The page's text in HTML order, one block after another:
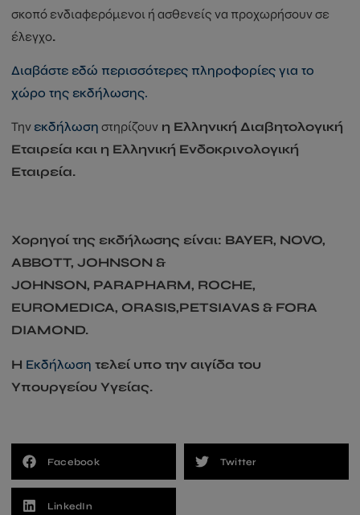
σκοπό ενδιαφερόμενοι ή ασθενείς να προχωρήσουν σε
έλεγχο.
Διαβάστε εδώ περισσότερες πληροφορίες για το
χώρο της εκδήλωσης.
Την εκδήλωση στηρίζουν η Ελληνική Διαβητολογική
Εταιρεία και η Ελληνική Ενδοκρινολογική
Εταιρεία.
Χορηγοί της εκδήλωσης είναι: BAYER, NOVO,
ABBOTT, JOHNSON &
JOHNSON, PARAPHARM, ROCHE,
EUROMEDICA, ORASIS,PETSIAVAS & FORA
DIAMOND.
Η Εκδήλωση τελεί υπο την αιγίδα του
Υπουργείου Υγείας.
Facebook Twitter
LinkedIn